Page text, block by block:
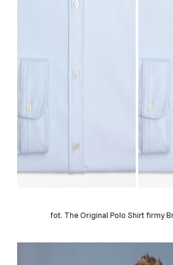
fot. The Original Polo Shirt firmy